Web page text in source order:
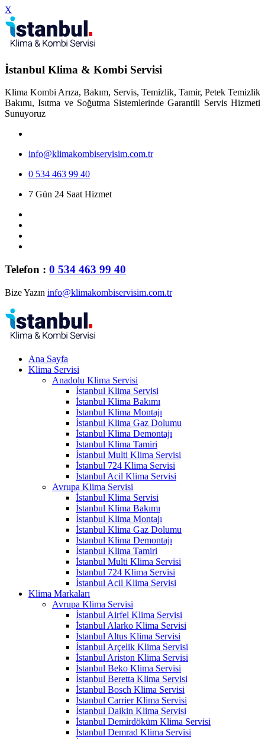
X
İstanbul Klima & Kombi Servisi
Klima Kombi Arıza, Bakım, Servis, Temizlik, Tamir, Petek Temizlik
Bakımı, Isıtma ve Soğutma Sistemlerinde Garantili Servis Hizmeti
Sunuyoruz
info@klimakombiservisim.com.tr
0 534 463 99 40
7 Gün 24 Saat Hizmet
Telefon : 0 534 463 99 40
Bize Yazın info@klimakombiservisim.com.tr
Ana Sayfa
Klima Servisi
Anadolu Klima Servisi
İstanbul Klima Servisi
İstanbul Klima Bakımı
İstanbul Klima Montajı
İstanbul Klima Gaz Dolumu
İstanbul Klima Demontajı
İstanbul Klima Tamiri
İstanbul Multi Klima Servisi
İstanbul 724 Klima Servisi
İstanbul Acil Klima Servisi
Avrupa Klima Servisi
İstanbul Klima Servisi
İstanbul Klima Bakımı
İstanbul Klima Montajı
İstanbul Klima Gaz Dolumu
İstanbul Klima Demontajı
İstanbul Klima Tamiri
İstanbul Multi Klima Servisi
İstanbul 724 Klima Servisi
İstanbul Acil Klima Servisi
Klima Markaları
Avrupa Klima Servisi
İstanbul Airfel Klima Servisi
İstanbul Alarko Klima Servisi
İstanbul Altus Klima Servisi
İstanbul Arçelik Klima Servisi
İstanbul Ariston Klima Servisi
İstanbul Beko Klima Servisi
İstanbul Beretta Klima Servisi
İstanbul Bosch Klima Servisi
İstanbul Carrier Klima Servisi
İstanbul Daikin Klima Servisi
İstanbul Demirdöküm Klima Servisi
İstanbul Demrad Klima Servisi